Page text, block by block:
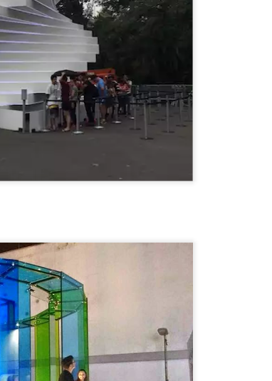
PDF, para que assim você
e ampliar o quanto
AQUI
WRartes
wagnner.reis
wagnerreisss
Wagner Reis
Infantil Iniciante